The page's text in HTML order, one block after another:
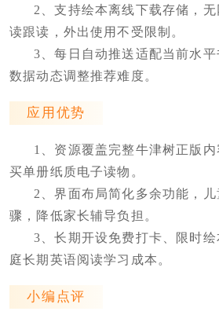
2、支持绘本离线下载存储，
读跟读，外出使用不受限制。
3、每日自动推送适配当前水
数据动态调整推荐难度。
应用优势
1、资源覆盖完整牛津树正版
买单册纸质电子读物。
2、界面布局简化多余功能，
骤，降低家长辅导负担。
3、长期开设免费打卡、限时
庭长期英语阅读学习成本。
小编点评